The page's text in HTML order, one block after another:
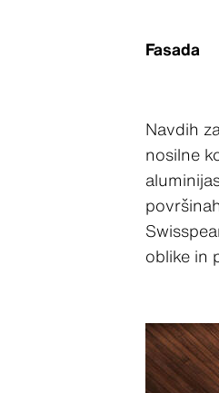
Fasada
Navdih
nosilne
oblike in